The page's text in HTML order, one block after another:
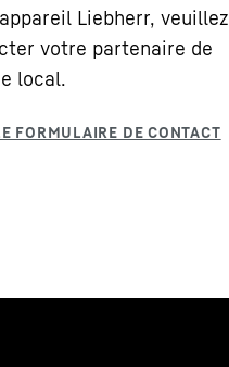
Liebherr, veuillez
votre partenaire de
local.